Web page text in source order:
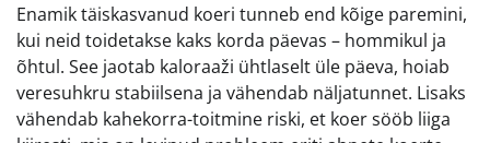
Enamik täiskasvanud koeri tunneb end kõige paremini,
kui neid toidetakse kaks korda päevas – hommikul ja
õhtul. See jaotab kaloraaži ühtlaselt üle päeva, hoiab
veresuhkru stabiilsena ja vähendab näljatunnet. Lisaks
vähendab kahekorra-toitmine riski, et koer sööb liiga